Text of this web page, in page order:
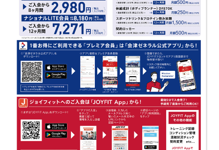
キャンペーン 料金のご案内
アクセス 店舗情報・サービス
見学・体験 スタジオプログラム情報
入会方法 よくあるご質問
店舗へのお問い合わせ
JOYFIT24 JOYFIT YOGA
JOYFIT+ 店舗を探す